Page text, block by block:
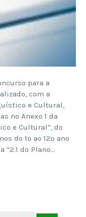
para a
com a
e Cultural,
no Anexo 1 da
e Cultural”, do
do 1º ao 12º ano
“2.1 do Plano…